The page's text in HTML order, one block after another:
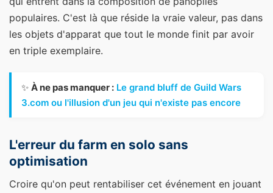
populaires. C'est là que réside la vraie valeur, pas dans
les objets d'apparat que tout le monde finit par avoir
en triple exemplaire.
✨ À ne pas manquer : Le grand bluff de Guild Wars
3.com ou l'illusion d'un jeu qui n'existe pas encore
L'erreur du farm en solo sans
optimisation
Croire qu'on peut rentabiliser cet événement en jouant